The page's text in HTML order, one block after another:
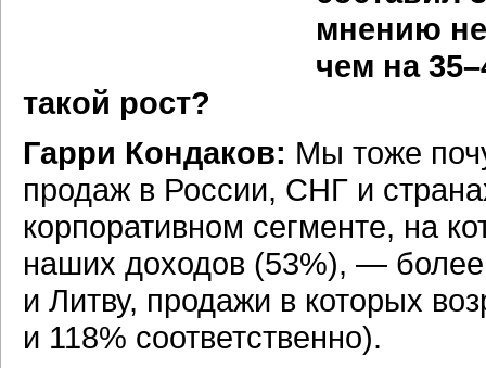
мнению
чем на
такой рост?
Гарри Кондаков: Мы тоже
продаж в России, СНГ и
корпоративном сегменте, на
наших доходов (53%), —
и Литву, продажи в которых
и 118% соответственно).